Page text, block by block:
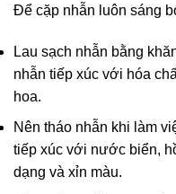
Để cặp nhẫn luôn sáng
Lau sạch nhẫn bằng
nhẫn tiếp xúc với hóa
hoa.
Nên tháo nhẫn khi làm
tiếp xúc với nước biển,
dạng và xỉn màu.